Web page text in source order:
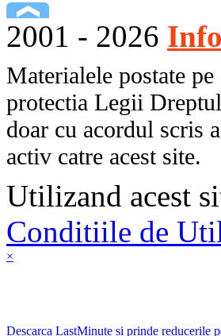
2001 - 2026
Materialele postate
protectia Legii
doar cu acordul scris
activ catre acest site.
Utilizand acest
Conditiile de
×
Descarca LastMinute si prinde reducerile